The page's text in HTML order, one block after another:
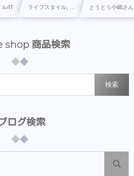
ル/IT ライフスタイル, … とうとう小嶋さ
shop 商品検索
検索
ログ検索